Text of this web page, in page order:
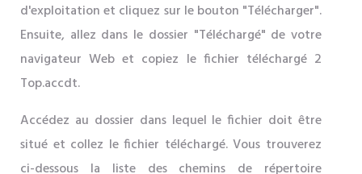
d'exploitation et cliquez sur le bouton "Télécharger".
Ensuite, allez dans le dossier "Téléchargé" de votre
navigateur Web et copiez le fichier téléchargé 2
Top.accdt.
Accédez au dossier dans lequel le fichier doit être
situé et collez le fichier téléchargé. Vous trouverez
ci-dessous la liste des chemins de répertoire